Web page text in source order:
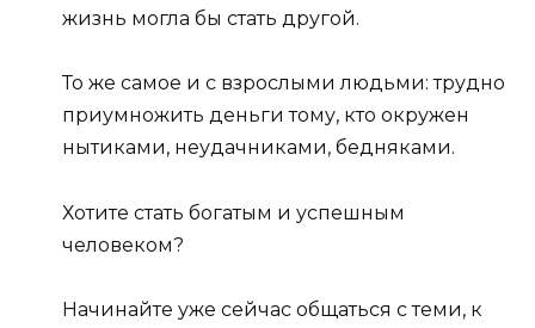
жизнь могла бы стать другой.
То же самое и с взрослыми людьми: трудно
приумножить деньги тому, кто окружен
нытиками, неудачниками, бедняками.
Хотите стать богатым и успешным
человеком?
Начинайте уже сейчас общаться с теми, к